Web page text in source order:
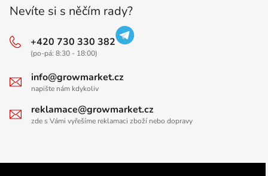
Nevíte si s něčím rady?
+420 730 330 382
(po-pá: 8:30 - 18:00)
info@growmarket.cz
napište nám kdykoliv
reklamace@growmarket.cz
zde s Vámi vyřešíme reklamaci zboží nebo dopravy